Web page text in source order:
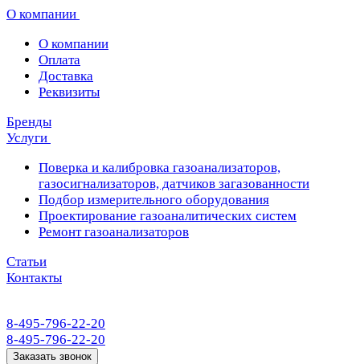
О компании
О компании
Оплата
Доставка
Реквизиты
Бренды
Услуги
Поверка и калибровка газоанализаторов,
газосигнализаторов, датчиков загазованности
Подбор измерительного оборудования
Проектирование газоаналитических систем
Ремонт газоанализаторов
Статьи
Контакты
8-495-796-22-20
8-495-796-22-20
Заказать звонок